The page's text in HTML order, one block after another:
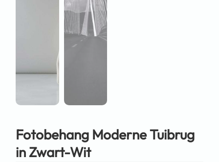
Fotobehang Moderne Tuibrug
in Zwart-Wit